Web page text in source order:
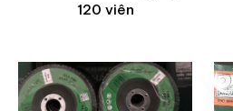
120 viên